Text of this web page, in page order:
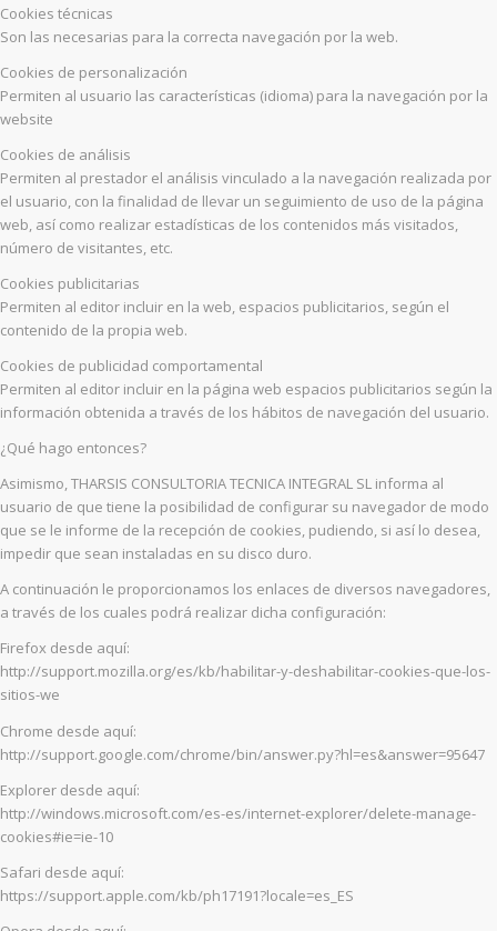
Cookies técnicas
Son las necesarias para la correcta navegación por la web.
Cookies de personalización
Permiten al usuario las características (idioma) para la navegación por la
website
Cookies de análisis
Permiten al prestador el análisis vinculado a la navegación realizada por
el usuario, con la finalidad de llevar un seguimiento de uso de la página
web, así como realizar estadísticas de los contenidos más visitados,
número de visitantes, etc.
Cookies publicitarias
Permiten al editor incluir en la web, espacios publicitarios, según el
contenido de la propia web.
Cookies de publicidad comportamental
Permiten al editor incluir en la página web espacios publicitarios según la
información obtenida a través de los hábitos de navegación del usuario.
¿Qué hago entonces?
Asimismo, THARSIS CONSULTORIA TECNICA INTEGRAL SL informa al
usuario de que tiene la posibilidad de configurar su navegador de modo
que se le informe de la recepción de cookies, pudiendo, si así lo desea,
impedir que sean instaladas en su disco duro.
A continuación le proporcionamos los enlaces de diversos navegadores,
a través de los cuales podrá realizar dicha configuración:
Firefox desde aquí:
http://support.mozilla.org/es/kb/habilitar-y-deshabilitar-cookies-que-los-
sitios-we
Chrome desde aquí:
http://support.google.com/chrome/bin/answer.py?hl=es&answer=95647
Explorer desde aquí:
http://windows.microsoft.com/es-es/internet-explorer/delete-manage-
cookies#ie=ie-10
Safari desde aquí:
https://support.apple.com/kb/ph17191?locale=es_ES